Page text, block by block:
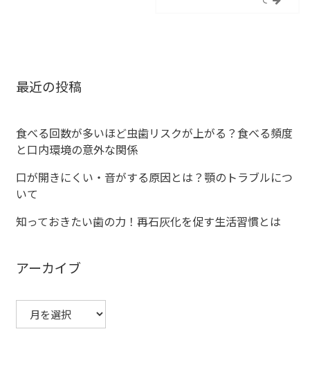
ゲ
シ
ョ
ン
最近の投稿
食べる回数が多いほど虫歯リスクが上がる？食べる頻度
と口内環境の意外な関係
口が開きにくい・音がする原因とは？顎のトラブルにつ
いて
知っておきたい歯の力！再石灰化を促す生活習慣とは
アーカイブ
ー